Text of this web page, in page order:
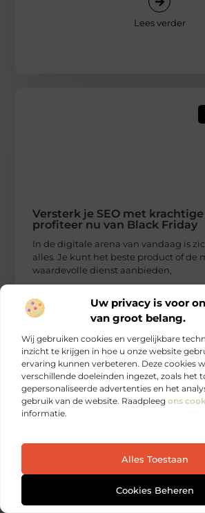
Uw privacy is voor
van groot belang.
Wij gebruiken cookies en vergelijkbare
inzicht te krijgen in hoe u onze website
ervaring kunnen verbeteren. Deze cookies
verschillende doeleinden ingezet, zoals het
gepersonaliseerde advertenties en het
gebruik van de website. Raadpleeg ons
informatie.
Alles Toestaan
Cookies Beheren
Lees verder
Versterk je SEO met
profiteer nu van Black Friday
In de digitale arena van vandaag is
alles. Je kunt het beste product of de
waardevolle dienst aanbieden,
Lees verder